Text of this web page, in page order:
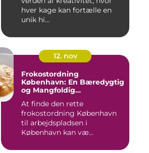
hver kage kan fortælle en
unik hi...
12. nov
Frokostordning
København: En Bæredygtig
og Mangfoldig
At finde den rette
frokostordning København
til arbejdspladsen i
København kan væ...